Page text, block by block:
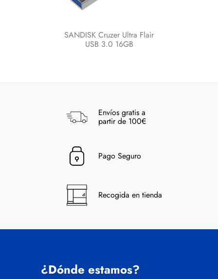
SANDISK Cruzer Ultra Flair
USB 3.0 16GB
Envíos gratis a
partir de 100€
Pago Seguro
Recogida en tienda
¿Dónde estamos?